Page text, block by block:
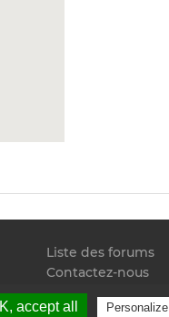
Liste des forums
Contactez-nous
Flux RSS
accept all Personalize